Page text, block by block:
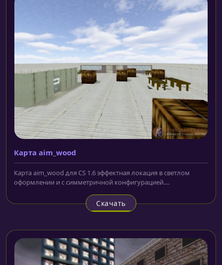
Карта aim_wood
Карта aim_wood для CS 1.6 эффектная локация в светлом
оформлении и с симметричной конфигурацией....
Скачать